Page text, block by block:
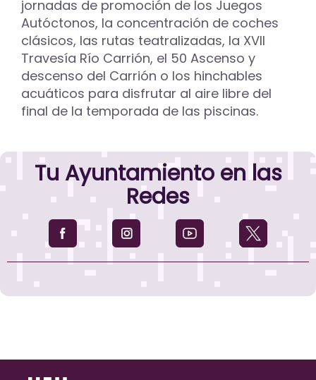
jornadas de promoción de los Juegos
Autóctonos, la concentración de coches
clásicos, las rutas teatralizadas, la XVII
Travesía Río Carrión, el 50 Ascenso y
descenso del Carrión o los hinchables
acuáticos para disfrutar al aire libre del
final de la temporada de las piscinas.
Tu Ayuntamiento en las
Redes